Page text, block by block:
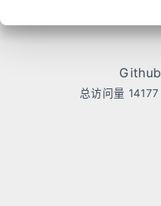
Github
总访问量 14177